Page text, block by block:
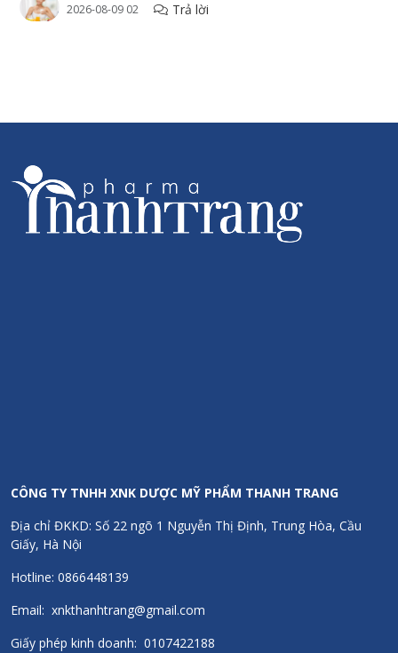
khoa; cân bằng pH âm đạo; dưỡng ẩm và giảm khô rát âm đạo
Thiết kế dưới dạng tạo bọt, làm sạch sâu, mùi hương dịu nhẹ,
thuận tiện khi sử dụng.
Không chứa xà phòng, không có tính kiềm nên duy trì sự cân
Kem rửa có mùi thơm tự nhiên, giúp kiểm soát mùi tốt, mang lại
2026-08-09 02 Trả lời
CÔNG TY TNHH XNK DƯỢC MỸ PHẨM THANH TRANG
Địa chỉ ĐKKD: Số 22 ngõ 1 Nguyễn Thị Định, Trung Hòa, Cầu
Giấy, Hà Nội
Hotline: 0866448139
Email: xnkthanhtrang@gmail.com
Giấy phép kinh doanh: 0107422188